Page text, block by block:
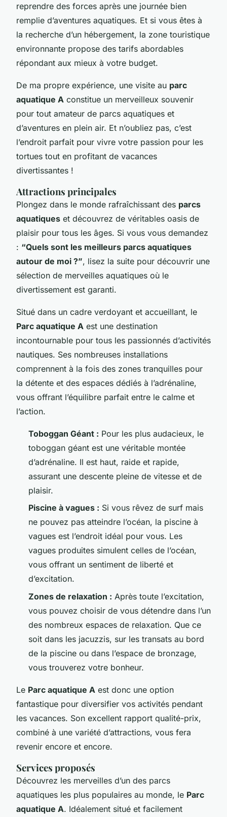
reprendre des forces après une journée bien
remplie d’aventures aquatiques. Et si vous êtes à
la recherche d’un hébergement, la zone touristique
environnante propose des tarifs abordables
répondant aux mieux à votre budget.
De ma propre expérience, une visite au parc
aquatique A constitue un merveilleux souvenir
pour tout amateur de parcs aquatiques et
d’aventures en plein air. Et n’oubliez pas, c’est
l’endroit parfait pour vivre votre passion pour les
tortues tout en profitant de vacances
divertissantes !
Attractions principales
Plongez dans le monde rafraîchissant des parcs
aquatiques et découvrez de véritables oasis de
plaisir pour tous les âges. Si vous vous demandez
: “Quels sont les meilleurs parcs aquatiques
autour de moi ?”, lisez la suite pour découvrir une
sélection de merveilles aquatiques où le
divertissement est garanti.
Situé dans un cadre verdoyant et accueillant, le
Parc aquatique A est une destination
incontournable pour tous les passionnés d’activités
nautiques. Ses nombreuses installations
comprennent à la fois des zones tranquilles pour
la détente et des espaces dédiés à l’adrénaline,
vous offrant l’équilibre parfait entre le calme et
l’action.
Toboggan Géant : Pour les plus audacieux, le
toboggan géant est une véritable montée
d’adrénaline. Il est haut, raide et rapide,
assurant une descente pleine de vitesse et de
plaisir.
Piscine à vagues : Si vous rêvez de surf mais
ne pouvez pas atteindre l’océan, la piscine à
vagues est l’endroit idéal pour vous. Les
vagues produites simulent celles de l’océan,
vous offrant un sentiment de liberté et
d’excitation.
Zones de relaxation : Après toute l’excitation,
vous pouvez choisir de vous détendre dans l’un
des nombreux espaces de relaxation. Que ce
soit dans les jacuzzis, sur les transats au bord
de la piscine ou dans l’espace de bronzage,
vous trouverez votre bonheur.
Le Parc aquatique A est donc une option
fantastique pour diversifier vos activités pendant
les vacances. Son excellent rapport qualité-prix,
combiné à une variété d’attractions, vous fera
revenir encore et encore.
Services proposés
Découvrez les merveilles d’un des parcs
aquatiques les plus populaires au monde, le Parc
aquatique A. Idéalement situé et facilement